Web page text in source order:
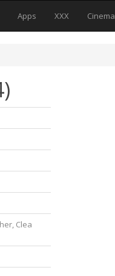
Apps XXX Cinema
Clea